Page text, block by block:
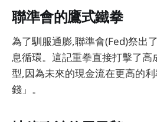
聯準會的鷹式鐵拳
為了馴服通膨,聯準會(Fed)祭出
息循環。這記重拳直接打擊了高
型,因為未來的現金流在更高的
錢」。